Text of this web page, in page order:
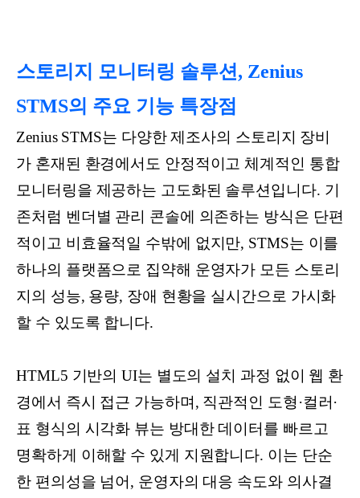
스토리지 모니터링 솔루션, Zenius
STMS의 주요 기능 특장점
Zenius STMS는 다양한 제조사의 스토리지 장비
가 혼재된 환경에서도 안정적이고 체계적인 통합
모니터링을 제공하는 고도화된 솔루션입니다. 기
존처럼 벤더별 관리 콘솔에 의존하는 방식은 단편
적이고 비효율적일 수밖에 없지만, STMS는 이를
하나의 플랫폼으로 집약해 운영자가 모든 스토리
지의 성능, 용량, 장애 현황을 실시간으로 가시화
할 수 있도록 합니다.
HTML5 기반의 UI는 별도의 설치 과정 없이 웹 환
경에서 즉시 접근 가능하며, 직관적인 도형·컬러·
표 형식의 시각화 뷰는 방대한 데이터를 빠르고
명확하게 이해할 수 있게 지원합니다. 이는 단순
한 편의성을 넘어, 운영자의 대응 속도와 의사결